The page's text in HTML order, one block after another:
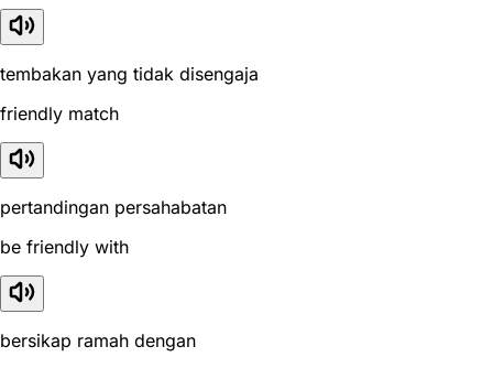
tembakan yang tidak disengaja
friendly match
pertandingan persahabatan
be friendly with
bersikap ramah dengan